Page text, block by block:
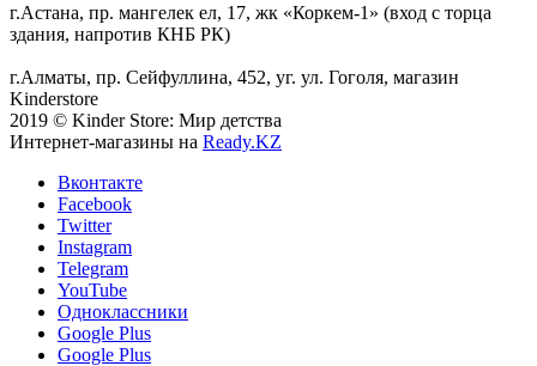
г.Астана, пр. мангелек ел, 17, жк «Коркем-1» (вход с торца
здания, напротив КНБ РК)
г.Алматы, пр. Сейфуллина, 452, уг. ул. Гоголя, магазин
Kinderstore
2019 © Kinder Store: Мир детства
Интернет-магазины на Ready.KZ
Вконтакте
Facebook
Twitter
Instagram
Telegram
YouTube
Одноклассники
Google Plus
Google Plus